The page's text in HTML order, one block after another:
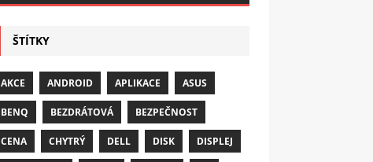
ŠTÍTKY
AKCE ANDROID APLIKACE ASUS
BENQ BEZDRÁTOVÁ BEZPEČNOST
CENA CHYTRÝ DELL DISK DISPLEJ